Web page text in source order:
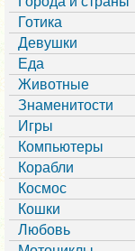
Готика
Девушки
Еда
Животные
Знаменитости
Игры
Компьютеры
Корабли
Космос
Кошки
Любовь